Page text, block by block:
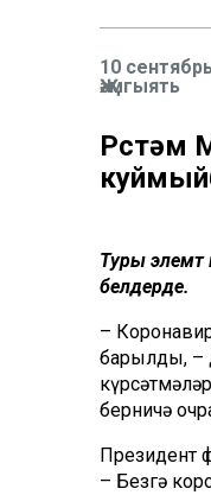
10
Җәмгыять
Рөстәм
Туры
белдерде.
–
барылды, –
берничә
Президент
– Безгә